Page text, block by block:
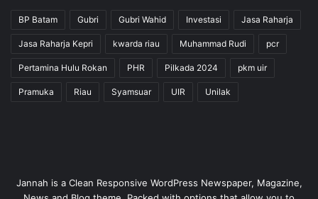
BP Batam Gubri Gubri Wahid Investasi Jasa Raharja
Jasa Raharja Kepri kwarda riau Muhammad Rudi pcr
Pertamina Hulu Rokan PHR Pilkada 2024 pkm uir
Pramuka Riau Syamsuar UIR Unilak
Jannah is a Clean Responsive WordPress Newspaper, Magazine,